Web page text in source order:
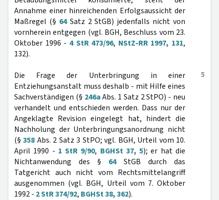
Annahme einer hinreichenden Erfolgsaussicht der
Maßregel (§ 64Satz 2 StGB) jedenfalls nicht von
vornherein entgegen (vgl. BGH, Beschluss vom 23.
Oktober 1996 - 4 StR 473/96, NStZ-RR 1997, 131,
132).
5
Die Frage der Unterbringung in einer
Entziehungsanstalt muss deshalb - mit Hilfe eines
Sachverständigen (§ 246aAbs. 1 Satz 2 StPO) - neu
verhandelt und entschieden werden. Dass nur der
Angeklagte Revision eingelegt hat, hindert die
Nachholung der Unterbringungsanordnung nicht
(§358 Abs. 2 Satz 3 StPO; vgl. BGH, Urteil vom 10.
April 1990 - 1 StR 9/90, BGHSt 37, 5); er hat die
Nichtanwendung des § 64StGB durch das
Tatgericht auch nicht vom Rechtsmittelangriff
ausgenommen (vgl. BGH, Urteil vom 7. Oktober
1992 - 2 StR 374/92, BGHSt 38, 362).